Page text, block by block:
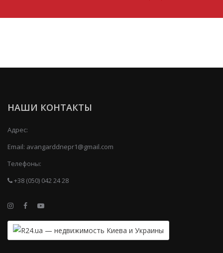
НАШИ КОНТАКТЫ
Адрес:
Email: avangarddnepr1@gmail.com
Телефоны:
+38 (050) 042 24 28